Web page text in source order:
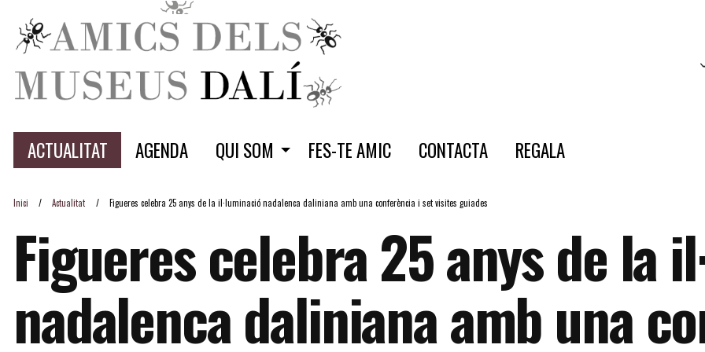
ACTUALITAT AGENDA QUI SOM FES-TE AMIC CONTACTA REGALA
Inici Actualitat Figueres celebra 25 anys de la il·luminació nadalenca daliniana amb una conferència i set visites guiades
Figueres celebra 25 anys de la
nadalenca daliniana amb una